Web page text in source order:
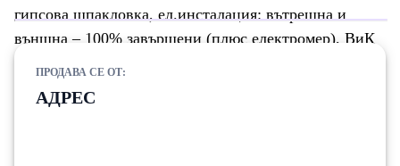
гипсова шпакловка, ел.инсталация: вътрешна и
външна – 100% завършени (плюс електромер), ВиК
мм бяло + 4 мм енерджи, входна врата: блиндирана.
ПРОДАВА СЕ ОТ:
АДРЕС